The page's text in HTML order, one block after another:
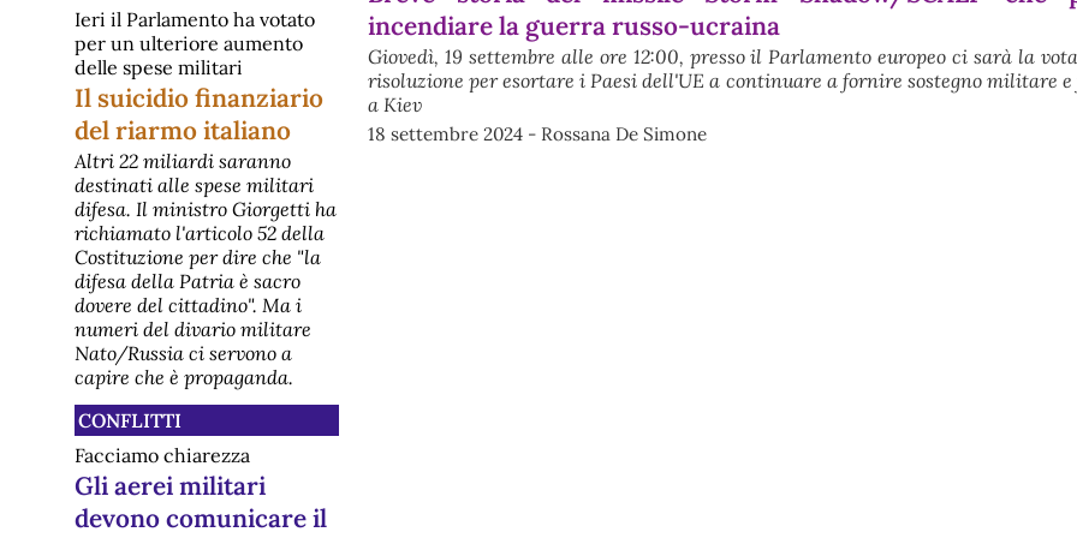
Ieri il Parlamento ha votato
per un ulteriore aumento
delle spese militari
Il suicidio finanziario
del riarmo italiano
Altri 22 miliardi saranno
destinati alle spese militari
difesa. Il ministro Giorgetti ha
richiamato l'articolo 52 della
Costituzione per dire che "la
difesa della Patria è sacro
dovere del cittadino". Ma i
numeri del divario militare
Nato/Russia ci servono a
capire che è propaganda.
CONFLITTI
Facciamo chiarezza
Gli aerei militari
devono comunicare il
incendiare la guerra russo-ucraina
Giovedì, 19 settembre alle ore 12:00, presso il Parlamento europeo ci sarà la
risoluzione per esortare i Paesi dell'UE a continuare a fornire sostegno militare
a Kiev
18 settembre 2024 - Rossana De Simone